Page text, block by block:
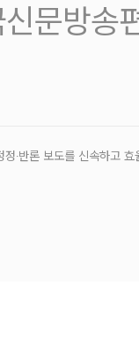
문방송
‧반론 보도를 신속하고